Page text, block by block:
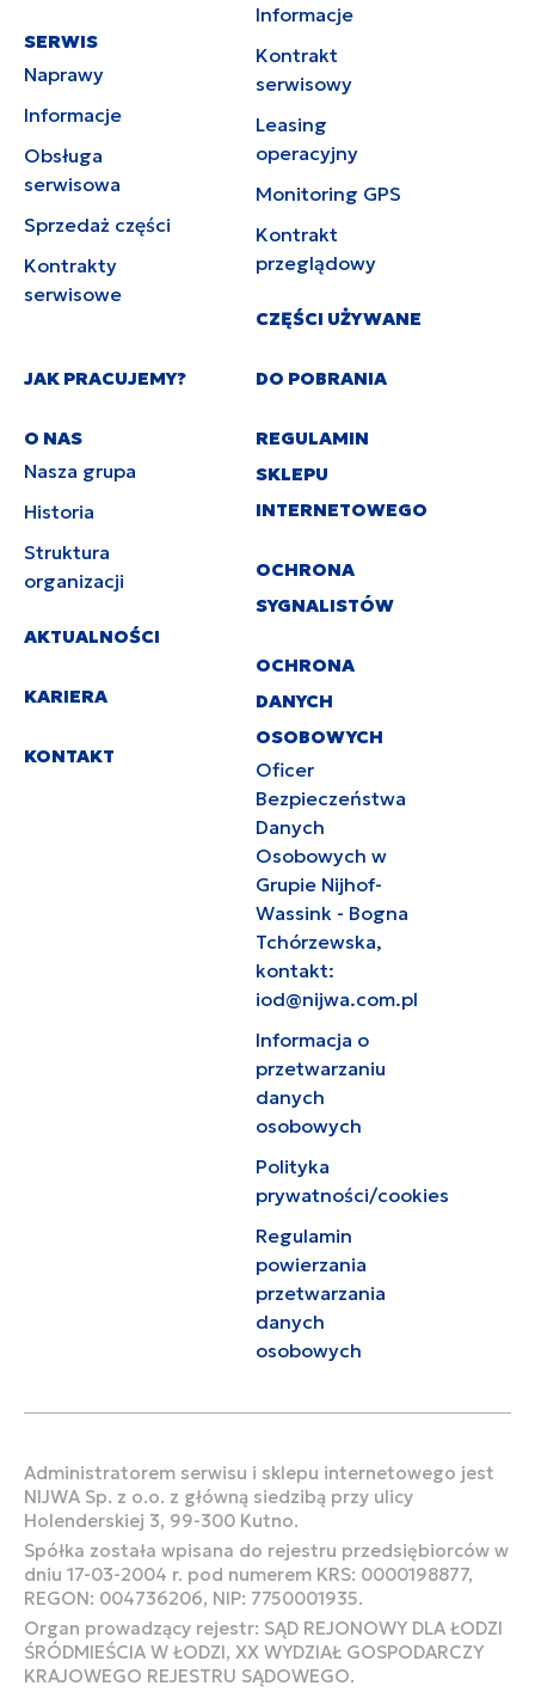
SERWIS
Naprawy
Informacje
Obsługa
serwisowa
Sprzedaż części
Kontrakty
serwisowe
Informacje
Kontrakt
serwisowy
Leasing
operacyjny
Monitoring GPS
Kontrakt
przeglądowy
CZĘŚCI UŻYWANE
JAK PRACUJEMY?
O NAS
Nasza grupa
Historia
Struktura
organizacji
AKTUALNOŚCI
KARIERA
KONTAKT
DO POBRANIA
REGULAMIN
SKLEPU
INTERNETOWEGO
OCHRONA
SYGNALISTÓW
OCHRONA
DANYCH
OSOBOWYCH
Oficer
Bezpieczeństwa
Danych
Osobowych w
Grupie Nijhof-
Wassink - Bogna
Tchórzewska,
kontakt:
iod@nijwa.com.pl
Informacja o
przetwarzaniu
danych
osobowych
Polityka
prywatności/cookies
Regulamin
powierzania
przetwarzania
danych
osobowych
Administratorem serwisu i sklepu internetowego jest
NIJWA Sp. z o.o. z główną siedzibą przy ulicy
Holenderskiej 3, 99-300 Kutno.
Spółka została wpisana do rejestru przedsiębiorców w
dniu 17-03-2004 r. pod numerem KRS: 0000198877,
REGON: 004736206, NIP: 7750001935.
Organ prowadzący rejestr: SĄD REJONOWY DLA ŁODZI
ŚRÓDMIEŚCIA W ŁODZI, XX WYDZIAŁ GOSPODARCZY
KRAJOWEGO REJESTRU SĄDOWEGO.